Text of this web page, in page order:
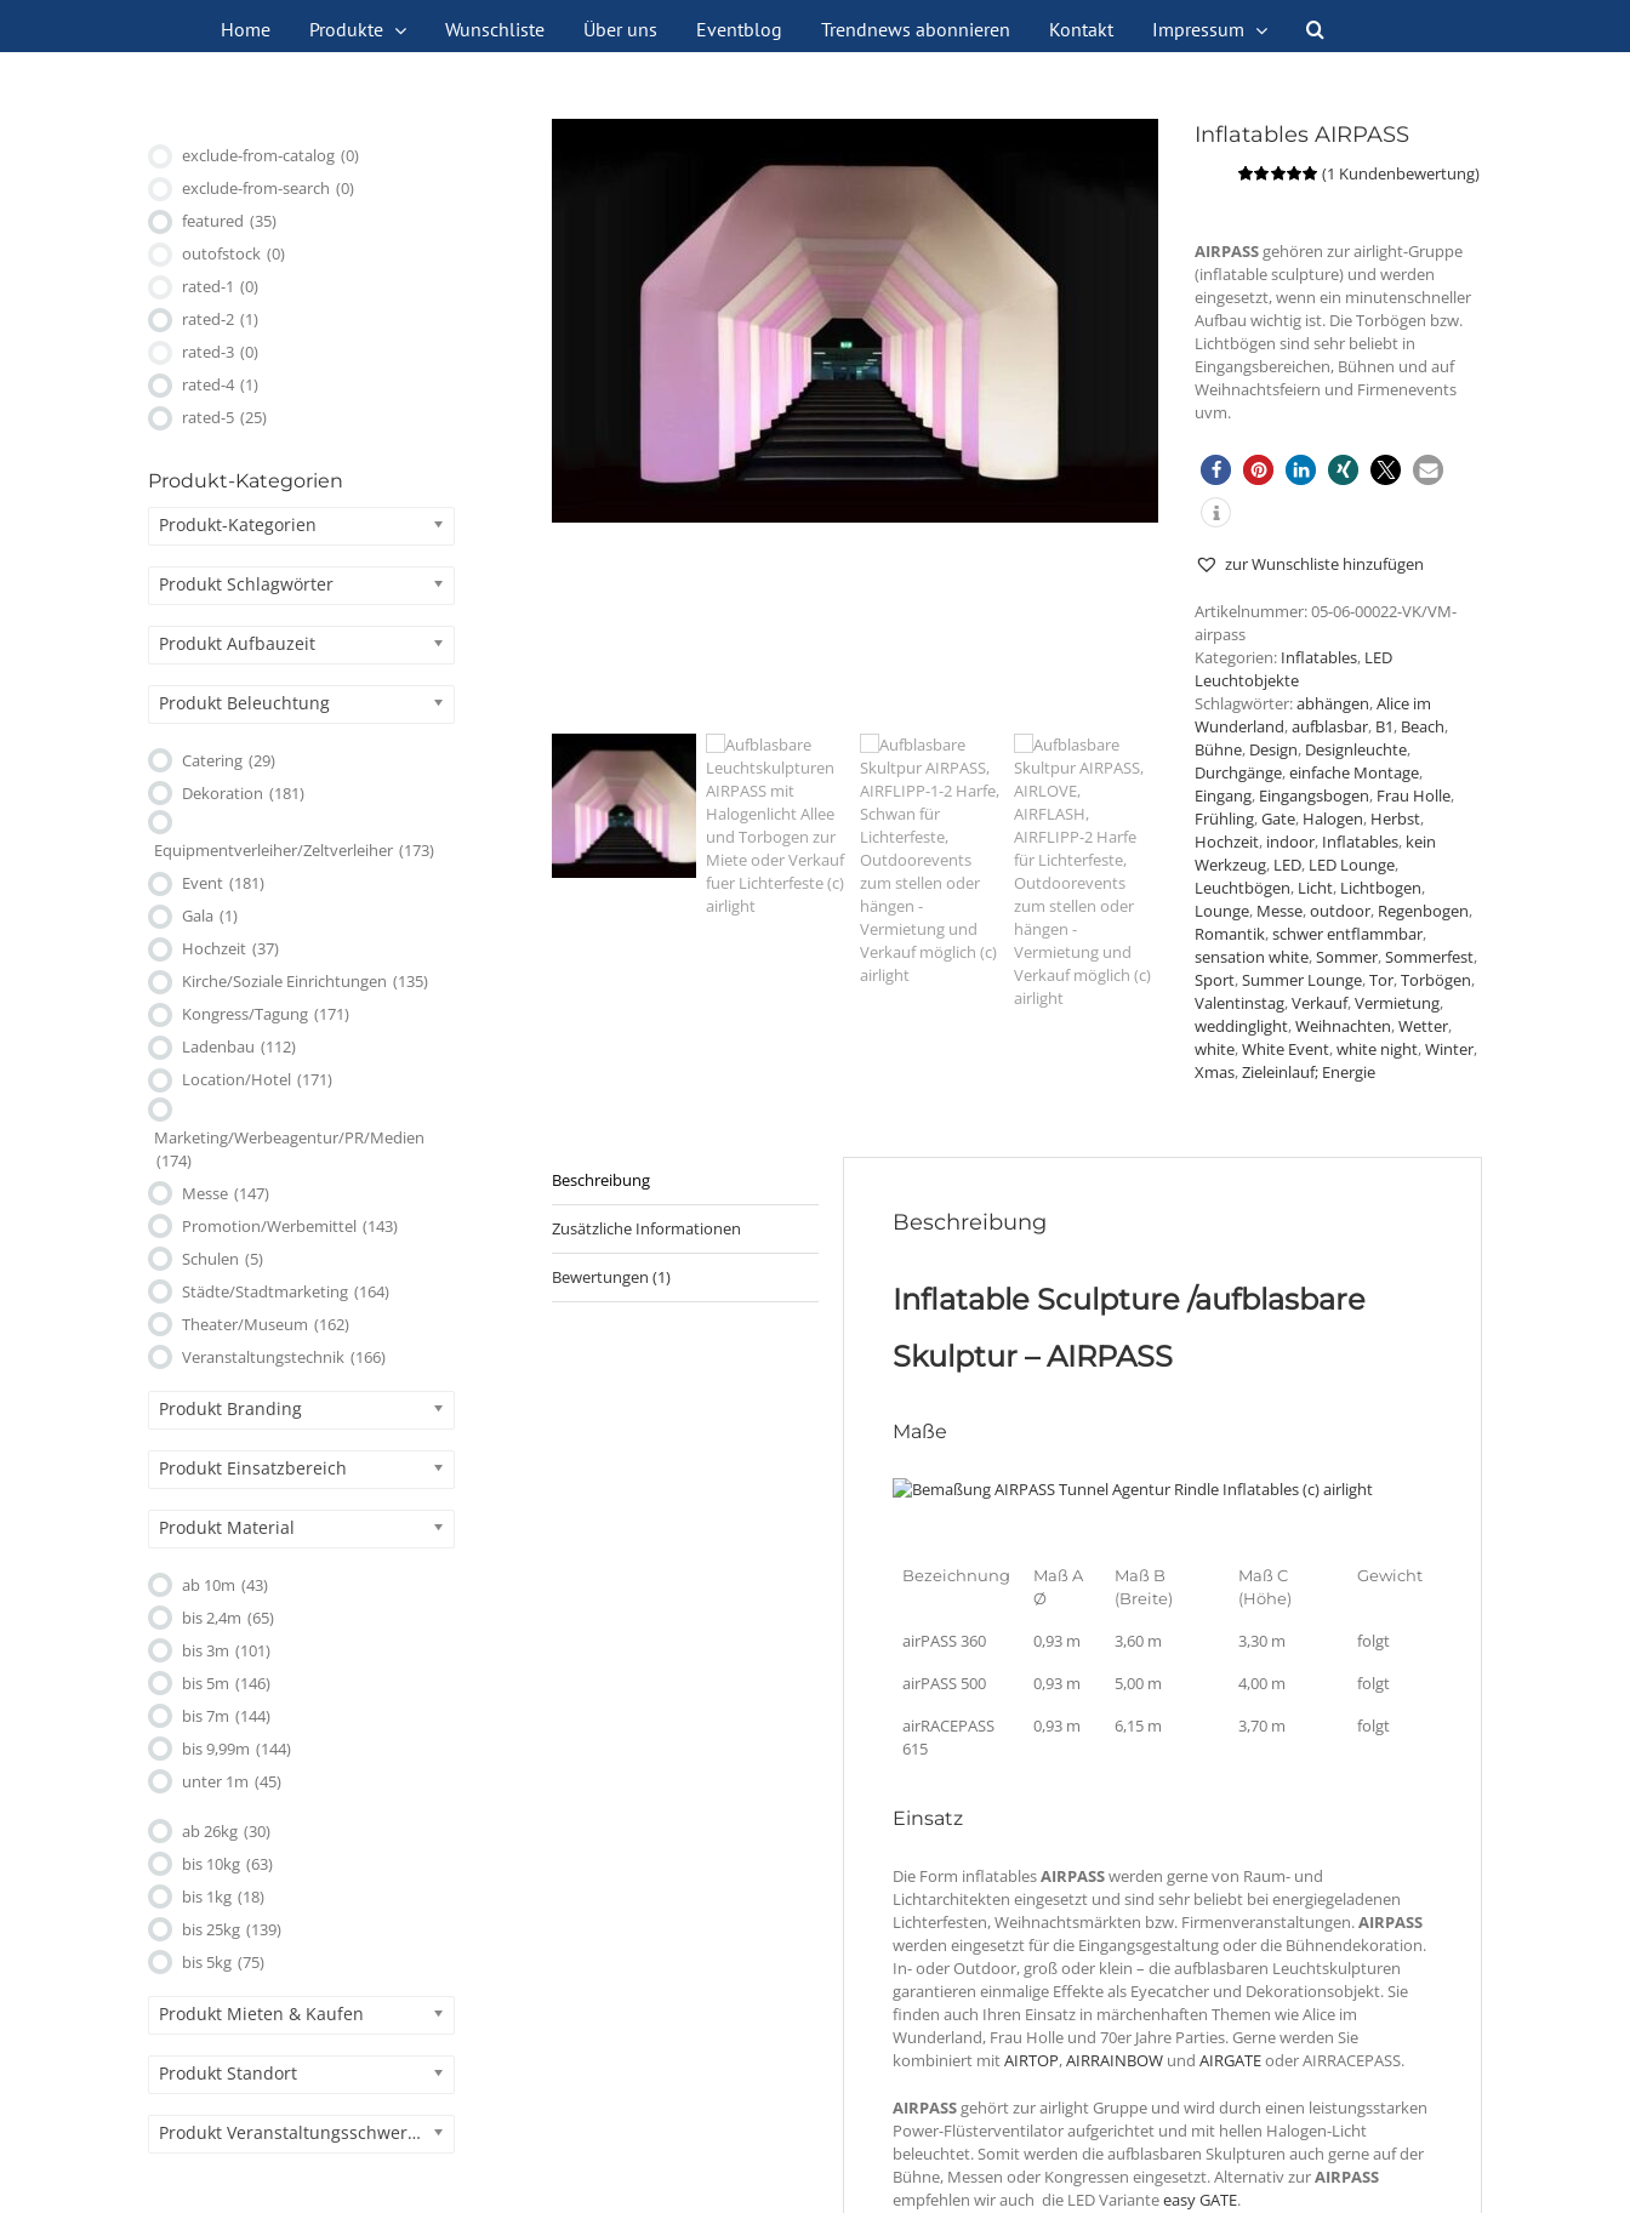
springen
Home Produkte Wunschliste Über uns Eventblog Trendnews abonnieren Kontakt Impressum
Inflatables AIRPASS
auf
Kundenbewertung
(1 Kundenbewertung)
AIRPASSgehören zur airlight-Gruppe
(inflatable sculpture) und werden
eingesetzt, wenn ein minutenschneller
Aufbau wichtig ist. Die Torbögen bzw.
Lichtbögen sind sehr beliebt in
Eingangsbereichen, Bühnen und auf
Weihnachtsfeiern und Firmenevents
uvm.
zur Wunschliste hinzufügen
Artikelnummer:05-06-00022-VK/VM-
airpass
Kategorien: Inflatables, LED
Leuchtobjekte
Schlagwörter:abhängen,Alice im
Wunderland,aufblasbar, B1, Beach,
Bühne, Design, Designleuchte,
Durchgänge,einfache Montage,
Eingang, Eingangsbogen, Frau Holle,
Frühling,Gate, Halogen, Herbst,
Hochzeit, indoor, Inflatables, kein
Werkzeug, LED, LED Lounge,
Leuchtbögen, Licht, Lichtbogen,
Lounge, Messe,outdoor, Regenbogen,
Romantik,schwer entflammbar,
sensation white,Sommer,Sommerfest,
Sport,Summer Lounge,Tor,Torbögen,
Valentinstag,Verkauf,Vermietung,
weddinglight,Weihnachten,Wetter,
white,White Event,white night,Winter,
Xmas,Zieleinlauf; Energie
Beschreibung
Zusätzliche Informationen
Bewertungen (1)
Beschreibung
Inflatable Sculpture /aufblasbare
Skulptur – AIRPASS
Maße
Bezeichnung
Maß A
Ø
Maß B
(Breite)
Maß C
(Höhe)
Gewicht
airPASS 360 0,93 m 3,60 m 3,30 m
folgt
airPASS 500
0,93 m 5,00 m 4,00 m
folgt
airRACEPASS
615
0,93 m 6,15 m 3,70 m folgt
Einsatz
Die Form inflatablesAIRPASSwerden gerne von Raum- und
Lichtarchitekten eingesetzt und sind sehr beliebt bei energiegeladenen
Lichterfesten, Weihnachtsmärkten bzw. Firmenveranstaltungen.AIRPASS
werden eingesetzt für die Eingangsgestaltung oder die Bühnendekoration.
In- oder Outdoor, groß oder klein – die aufblasbaren Leuchtskulpturen
garantieren einmalige Effekte als Eyecatcher und Dekorationsobjekt. Sie
finden auch Ihren Einsatz in märchenhaften Themen wie Alice im
Wunderland, Frau Holle und 70er Jahre Parties. Gerne werden Sie
kombiniert mitAIRTOP,AIRRAINBOW und AIRGATEoder AIRRACEPASS.
AIRPASSgehört zur airlight Gruppe und wird durch einen leistungsstarken
Power-Flüsterventilator aufgerichtet und mit hellen Halogen-Licht
beleuchtet. Somit werden die aufblasbaren Skulpturen auch gerne auf der
Bühne, Messen oder Kongressen eingesetzt. Alternativ zurAIRPASS
empfehlen wir auch die LED Varianteeasy GATE.
exclude-from-catalog (0)
exclude-from-search (0)
featured (35)
outofstock (0)
rated-1 (0)
rated-2 (1)
rated-3 (0)
rated-4 (1)
rated-5 (25)
Produkt-Kategorien
Produkt-Kategorien
Produkt Schlagwörter
Produkt Aufbauzeit
Produkt Beleuchtung
Catering (29)
Dekoration (181)
Equipmentverleiher/Zeltverleiher (173)
Event (181)
Gala (1)
Hochzeit (37)
Kirche/Soziale Einrichtungen (135)
Kongress/Tagung (171)
Ladenbau (112)
Location/Hotel (171)
Marketing/Werbeagentur/PR/Medien
(174)
Messe (147)
Promotion/Werbemittel (143)
Schulen (5)
Städte/Stadtmarketing (164)
Theater/Museum (162)
Veranstaltungstechnik (166)
Produkt Branding
Produkt Einsatzbereich
Produkt Material
ab 10m (43)
bis 2,4m (65)
bis 3m (101)
bis 5m (146)
bis 7m (144)
bis 9,99m (144)
unter 1m (45)
ab 26kg (30)
bis 10kg (63)
bis 1kg (18)
bis 25kg (139)
bis 5kg (75)
Produkt Mieten & Kaufen
Produkt Standort
Produkt Veranstaltungsschwerpunkt